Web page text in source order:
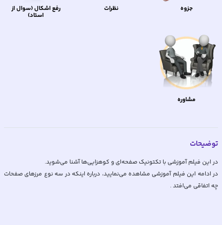
جزوه نظرات رفع اشکال (سوال از
استاد)
مشاوره
توضیحات
در ادامه این فیلم آموزشی مشاهده می‌نمایید، درباره اينكه در سه نوع مرزهای صفحات
چه اتفاقی می‌افتد .